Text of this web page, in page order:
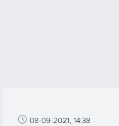
08-09-2021, 14:38